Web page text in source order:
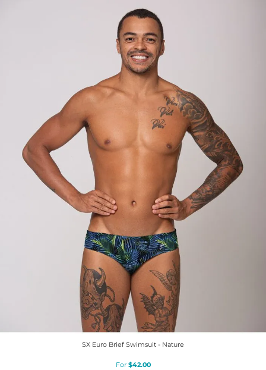
SX Euro Brief Swimsuit - Nature
$42.00